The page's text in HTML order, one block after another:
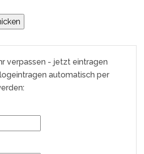
verpassen - jetzt eintragen
automatisch per